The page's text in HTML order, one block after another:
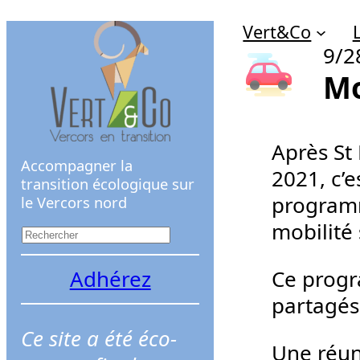
Aller
Accompagner la
transition écologique sur
le Vercors nord
R
e
e
Adhérez
Ce site a été éco-
Vert&Co
9/
Après
2021,
mobilité
Ce
Une